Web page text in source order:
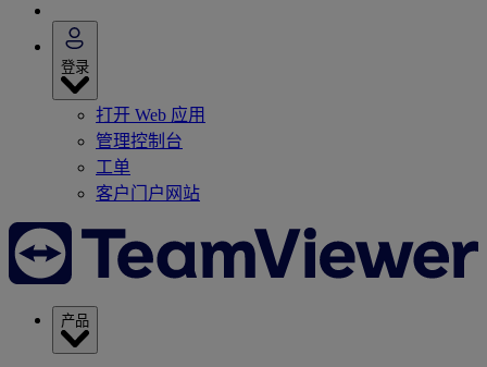
登录
打开 Web 应用
管理控制台
工单
客户门户网站
产品